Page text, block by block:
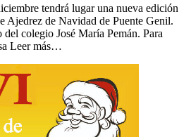
tendrá lugar una nueva edición
Ajedrez de Navidad de Puente Genil.
del colegio José María Pemán. Para
Leer más…